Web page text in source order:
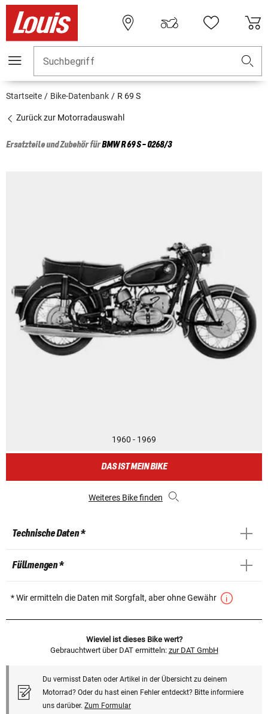
Suchbegriff
Startseite Bike-Datenbank R 69 S
Zurück zur Motorradauswahl
Ersatzteile und Zubehör fürBMWR 69 S - 0268/3
1960 - 1969
DAS IST MEIN BIKE
Weiteres Bike finden
Technische Daten *
Füllmengen *
* Wir ermitteln die Daten mit Sorgfalt, aber ohne Gewähr
Wieviel ist dieses Bike wert?
Gebrauchtwert über DAT ermitteln: zur DAT GmbH
Du vermisst Daten oder Artikel in der Übersicht zu deinem
Motorrad? Oder du hast einen Fehler entdeckt? Bitte informiere
uns darüber. Zum Formular